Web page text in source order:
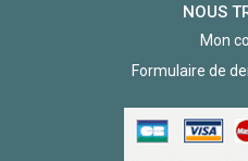
NOUS
Mon
Formulaire de